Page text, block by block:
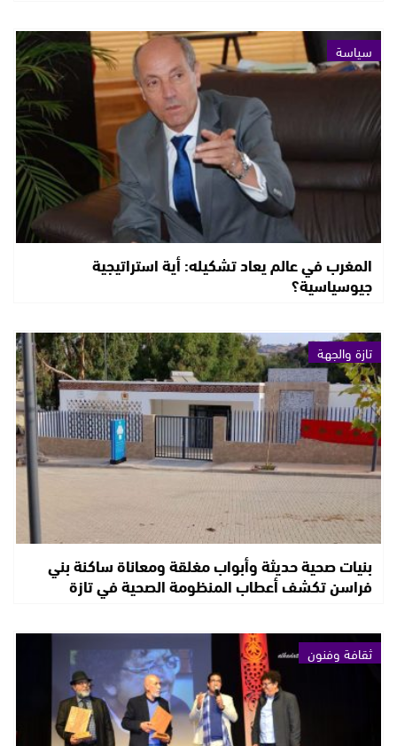
سياسة
المغرب في عالم يعاد تشكيله: أية استراتيجية
جيوسياسية؟
تازة والجهة
بنيات صحية حديثة وأبواب مغلقة ومعاناة ساكنة بني
فراسن تكشف أعطاب المنظومة الصحية في تازة
ثقافة وفنون